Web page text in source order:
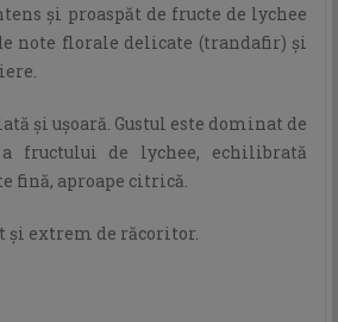
și proaspăt de fructe de lychee
note florale delicate (trandafir) și
și ușoară. Gustul este dominat de
fructului de lychee, echilibrată
fină, aproape citrică.
și extrem de răcoritor.